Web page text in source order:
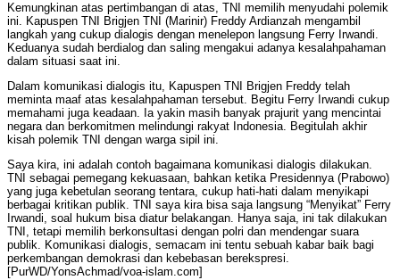
Kemungkinan atas pertimbangan di atas, TNI memilih menyudahi polemik
ini. Kapuspen TNI Brigjen TNI (Marinir) Freddy Ardianzah mengambil
langkah yang cukup dialogis dengan menelepon langsung Ferry Irwandi.
Keduanya sudah berdialog dan saling mengakui adanya kesalahpahaman
dalam situasi saat ini.
Dalam komunikasi dialogis itu, Kapuspen TNI Brigjen Freddy telah
meminta maaf atas kesalahpahaman tersebut. Begitu Ferry Irwandi cukup
memahami juga keadaan. Ia yakin masih banyak prajurit yang mencintai
negara dan berkomitmen melindungi rakyat Indonesia. Begitulah akhir
kisah polemik TNI dengan warga sipil ini.
Saya kira, ini adalah contoh bagaimana komunikasi dialogis dilakukan.
TNI sebagai pemegang kekuasaan, bahkan ketika Presidennya (Prabowo)
yang juga kebetulan seorang tentara, cukup hati-hati dalam menyikapi
berbagai kritikan publik. TNI saya kira bisa saja langsung “Menyikat” Ferry
Irwandi, soal hukum bisa diatur belakangan. Hanya saja, ini tak dilakukan
TNI, tetapi memilih berkonsultasi dengan polri dan mendengar suara
publik. Komunikasi dialogis, semacam ini tentu sebuah kabar baik bagi
perkembangan demokrasi dan kebebasan berekspresi.
[PurWD/YonsAchmad/voa-islam.com]